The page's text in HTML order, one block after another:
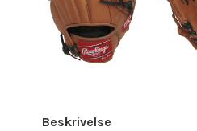
Beskrivelse